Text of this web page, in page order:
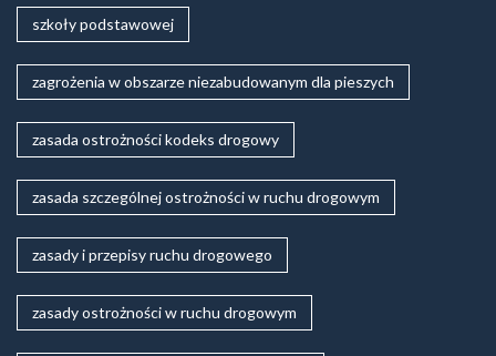
szkoły podstawowej
zagrożenia w obszarze niezabudowanym dla pieszych
zasada ostrożności kodeks drogowy
zasada szczególnej ostrożności w ruchu drogowym
zasady i przepisy ruchu drogowego
zasady ostrożności w ruchu drogowym